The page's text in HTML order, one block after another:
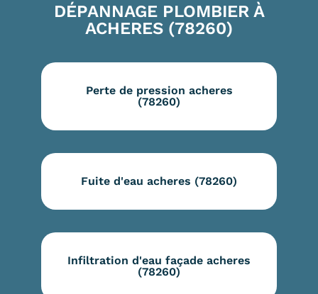
DÉPANNAGE PLOMBIER À
ACHERES (78260)
Perte de pression acheres
(78260)
Fuite d'eau acheres (78260)
Infiltration d'eau façade acheres
(78260)